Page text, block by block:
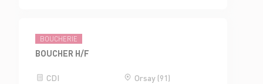
BOUCHERIE
BOUCHER H/F
CDI Orsay (91)